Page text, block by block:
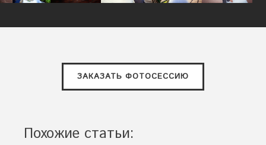
ЗАКАЗАТЬ ФОТОСЕССИЮ
Похожие статьи: